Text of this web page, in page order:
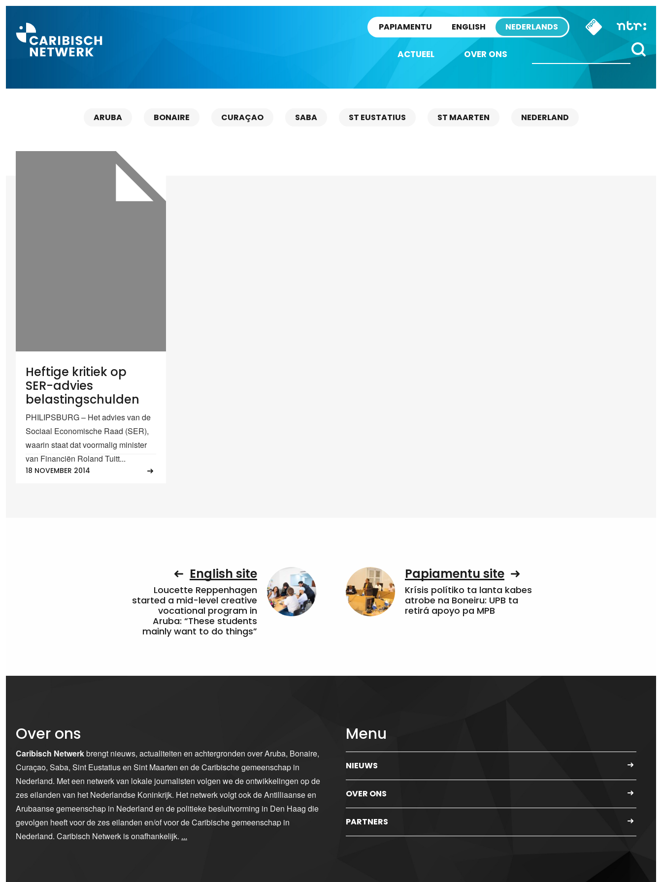
PAPIAMENTU ENGLISH NEDERLANDS
ACTUEEL OVER ONS
ARUBA BONAIRE CURAÇAO SABA ST EUSTATIUS ST MAARTEN NEDERLAND
Heftige kritiek op
SER-advies
belastingschulden
PHILIPSBURG – Het advies van de
Sociaal Economische Raad (SER),
waarin staat dat voormalig minister
van Financiën Roland Tuitt...
18 NOVEMBER 2014
English site
Loucette Reppenhagen
started a mid-level creative
vocational program in
Aruba: “These students
mainly want to do things”
Papiamentu site
Krísis polítiko ta lanta kabes
atrobe na Boneiru: UPB ta
retirá apoyo pa MPB
Over ons
Caribisch Netwerkbrengt nieuws, actualiteiten en achtergronden over Aruba, Bonaire,
Curaçao, Saba, Sint Eustatius en Sint Maarten en de Caribische gemeenschap in
Nederland. Met een netwerk van lokale journalisten volgen we de ontwikkelingen op de
zes eilanden van het Nederlandse Koninkrijk. Het netwerk volgt ook de Antilliaanse en
Arubaanse gemeenschap in Nederland en de politieke besluitvorming in Den Haag die
gevolgen heeft voor de zes eilanden en/of voor de Caribische gemeenschap in
Nederland. Caribisch Netwerk is onafhankelijk. ...
Menu
NIEUWS
OVER ONS
PARTNERS